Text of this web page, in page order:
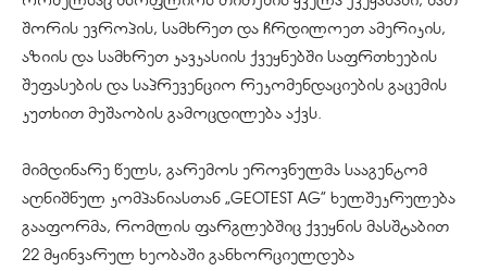
შორის ევროპის, სამხრეთ და ჩრდილოეთ ამერიკის,
აზიის და სამხრეთ კავკასიის ქვეყნებში საფრთხეების
შეფასების და საპრევენციო რეკომენდაციების გაცემის
კუთხით მუშაობის გამოცდილება აქვს.
მიმდინარე წელს, გარემოს ეროვნულმა სააგენტომ
აღნიშნულ კომპანიასთან „GEOTEST AG” ხელშეკრულება
გააფორმა, რომლის ფარგლებშიც ქვეყნის მასშტაბით
22 მყინვარულ ხეობაში განხორციელდება